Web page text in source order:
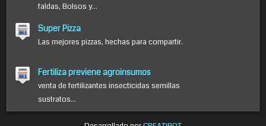
faldas, Bolsos y...
Super Pizza
Las mejores pizzas, hechas para compartir.
Fertiliza previene agroinsumos
venta de fertilizantes insecticidas semillas
sustratos...